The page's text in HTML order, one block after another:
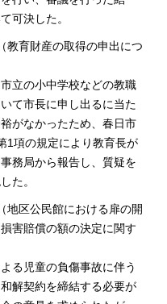
可決した。
育財産の取得の申出につ
立の小中学校などの教職
て市長に申し出るに当た
がなかったため、春日市
1項の規定により教育長が
務局から報告し、質疑を
た。
区公民館における扉の開
害賠償の額の決定に関す
る児童の負傷事故に伴う
解契約を締結する必要が